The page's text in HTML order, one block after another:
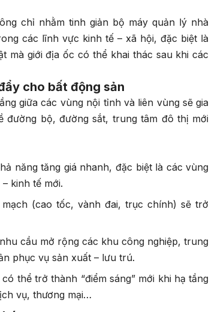
chỉ nhằm tinh giản bộ máy quản lý nhà
các lĩnh vực kinh tế – xã hội, đặc biệt là
mà giới địa ốc có thể khai thác sau khi các
cho bất động sản
giữa các vùng nội tỉnh và liên vùng sẽ gia
bộ, đường sắt, trung tâm đô thị mới
năng tăng giá nhanh, đặc biệt là các vùng
kinh tế mới.
(cao tốc, vành đai, trục chính) sẽ trở
cầu mở rộng các khu công nghiệp, trung
phục vụ sản xuất – lưu trú.
thể trở thành “điểm sáng” mới khi hạ tầng
vụ, thương mại…